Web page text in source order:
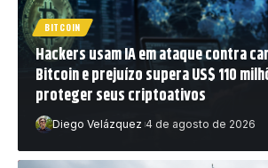
BITCOIN
Hackers usam IA em ataque contra
Bitcoin e prejuízo supera US$ 110
proteger seus criptoativos
Diego Velázquez 4 de agosto de 2026